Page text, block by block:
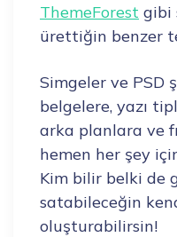
ThemeForest gibi
ürettiğin benzer
Simgeler ve PSD
belgelere, yazı
arka planlara ve
hemen her şey
Kim bilir belki de
satabileceğin
oluşturabilirsin!